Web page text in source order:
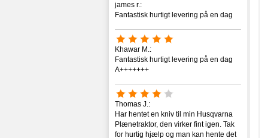
Garmin
Glovii
Gorenje
Grundig
Hoover
iHealth
Imou
iRobot
Jablotron
Kadus
james r.:
Fantastisk hurtigt levering på en dag
Khawar M.:
Fantastisk hurtigt levering på en dag
A+++++++
Thomas J.:
Har hentet en kniv til min Husqvarna
Plænetraktor, den virker fint igen. Tak
for hurtig hjælp og man kan hente det